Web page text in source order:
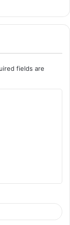
fields are